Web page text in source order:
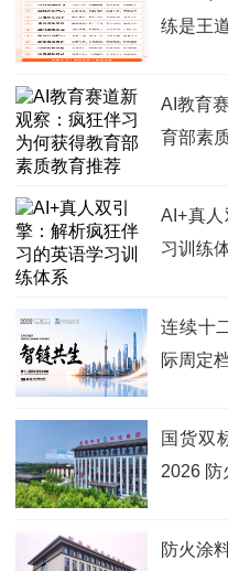
练是王
AI教育
育部素
AI+真
习训练
连续十
际周定
国货双
2026 防
防火涂